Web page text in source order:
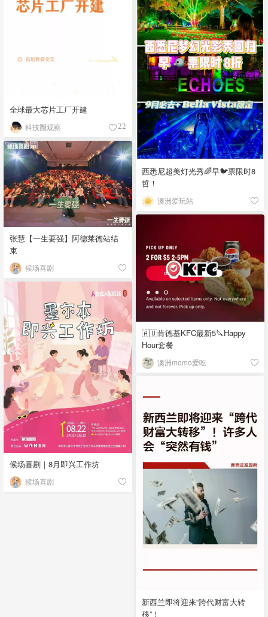
全球最大芯片工厂开建
科技圈观察 22
西悉尼超美灯光秀🌈早🐦票限时8
哲！
澳洲爱玩站
张慧【一生要强】阿德莱德站结
束
候场喜剧
🇦🇺肯德基KFC最新5🔪Happy
Hour套餐
澳洲momo爱吃
候场喜剧｜8月即兴工作坊
候场喜剧
新西兰即将迎来“跨代财富大转
移”！